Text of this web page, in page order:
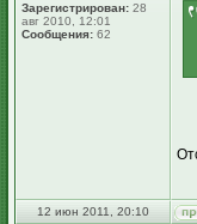
Зарегистрирован: 28
авг 2010, 12:01
Сообщения: 62
12 июн 2011, 20:10